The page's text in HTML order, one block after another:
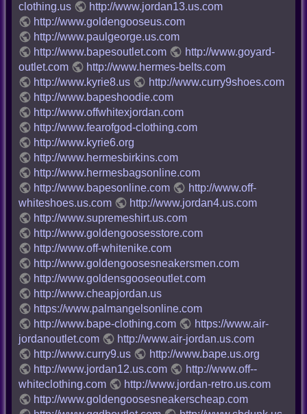
clothing.us
http://www.jordan13.us.com
http://www.goldengooseus.com
http://www.paulgeorge.us.com
http://www.bapesoutlet.com
http://www.goyard-
outlet.com
http://www.hermes-belts.com
http://www.kyrie8.us
http://www.curry9shoes.com
http://www.bapeshoodie.com
http://www.offwhitexjordan.com
http://www.fearofgod-clothing.com
http://www.kyrie6.org
http://www.hermesbirkins.com
http://www.hermesbagsonline.com
http://www.bapesonline.com
http://www.off-
whiteshoes.us.com
http://www.jordan4.us.com
http://www.supremeshirt.us.com
http://www.goldengoosesstore.com
http://www.off-whitenike.com
http://www.goldengoosesneakersmen.com
http://www.goldensgooseoutlet.com
http://www.cheapjordan.us
https://www.palmangelsonline.com
http://www.bape-clothing.com
https://www.air-
jordanoutlet.com
http://www.air-jordan.us.com
http://www.curry9.us
http://www.bape.us.org
http://www.jordan12.us.com
http://www.off--
whiteclothing.com
http://www.jordan-retro.us.com
http://www.goldengoosesneakerscheap.com